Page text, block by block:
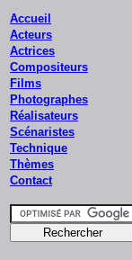
Accueil
Acteurs
Actrices
Compositeurs
Films
Photographes
Réalisateurs
Scénaristes
Technique
Thèmes
Contact